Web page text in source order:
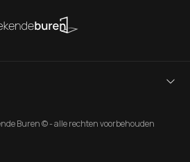
Buren © - alle rechten voorbehouden